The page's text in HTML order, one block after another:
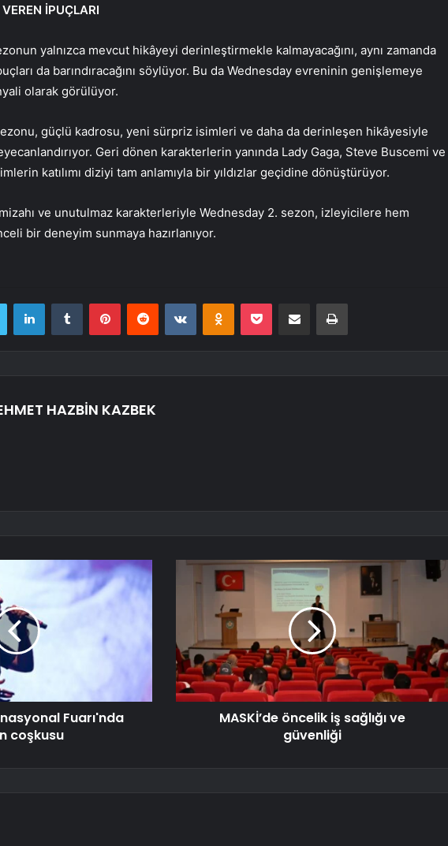
İPUÇLARI
yalnızca mevcut hikâyeyi derinleştirmekle kalmayacağını, aynı zamanda
da barındıracağını söylüyor. Bu da Wednesday evreninin genişlemeye
olarak görülüyor.
güçlü kadrosu, yeni sürpriz isimleri ve daha da derinleşen hikâyesiyle
Geri dönen karakterlerin yanında Lady Gaga, Steve Buscemi ve
katılımı diziyi tam anlamıyla bir yıldızlar geçidine dönüştürüyor.
ve unutulmaz karakterleriyle Wednesday 2. sezon, izleyicilere hem
bir deneyim sunmaya hazırlanıyor.
Twitter LinkedInTumblr PinterestReddit VKontakteOdnoklassniki
Pocket E-Posta ile paylaş Yazdır
HAZBİN KAZBEK
Fuarı'nda
coşkusu
MASKİ’de öncelik iş sağlığı ve
güvenliği